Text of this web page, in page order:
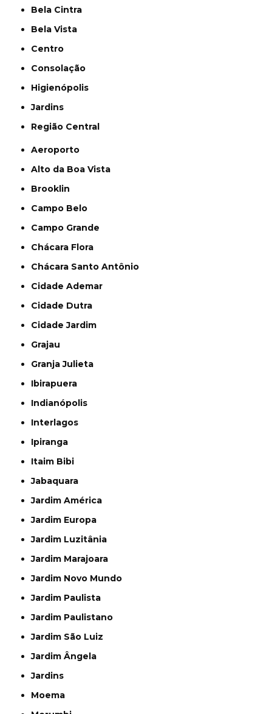
Bela Cintra
Bela Vista
Centro
Consolação
Higienópolis
Jardins
Região Central
Aeroporto
Alto da Boa Vista
Brooklin
Campo Belo
Campo Grande
Chácara Flora
Chácara Santo Antônio
Cidade Ademar
Cidade Dutra
Cidade Jardim
Grajau
Granja Julieta
Ibirapuera
Indianópolis
Interlagos
Ipiranga
Itaim Bibi
Jabaquara
Jardim América
Jardim Europa
Jardim Luzitânia
Jardim Marajoara
Jardim Novo Mundo
Jardim Paulista
Jardim Paulistano
Jardim São Luiz
Jardim Ângela
Jardins
Moema